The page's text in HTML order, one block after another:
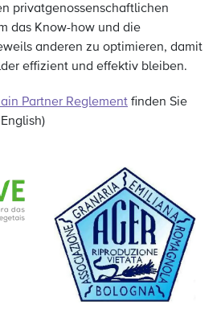
privatgenossenschaftlichen
das Know-how und die
anderen zu optimieren, damit
effizient und effektiv bleiben.
Partner Reglement finden Sie